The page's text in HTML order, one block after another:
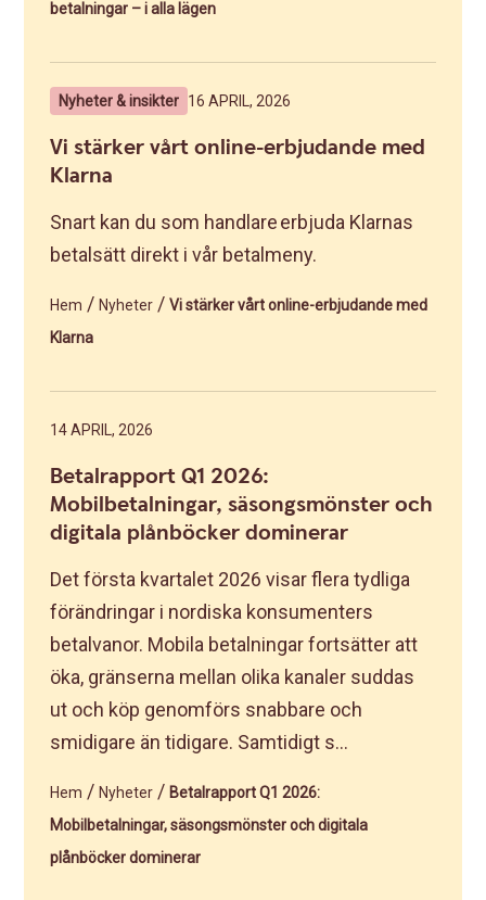
betalningar – i alla lägen
Nyheter & insikter 16 APRIL, 2026
Vi stärker vårt online-erbjudande med
Klarna
Snart kan du som handlare erbjuda Klarnas
betalsätt direkt i vår betalmeny.
Hem /Nyheter /Vi stärker vårt online-erbjudande med
Klarna
14 APRIL, 2026
Betalrapport Q1 2026:
Mobilbetalningar, säsongsmönster och
digitala plånböcker dominerar
Det första kvartalet 2026 visar flera tydliga
förändringar i nordiska konsumenters
betalvanor. Mobila betalningar fortsätter att
öka, gränserna mellan olika kanaler suddas
ut och köp genomförs snabbare och
smidigare än tidigare. Samtidigt s...
Hem /Nyheter /Betalrapport Q1 2026:
Mobilbetalningar, säsongsmönster och digitala
plånböcker dominerar